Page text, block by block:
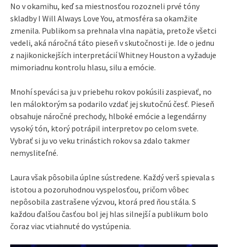
No v okamihu, keď sa miestnosťou rozozneli prvé tóny
skladby I Will Always Love You, atmosféra sa okamžite
zmenila. Publikom sa prehnala vlna napätia, pretože všetci
vedeli, aká náročná táto pieseň v skutočnosti je. Ide o jednu
z najikonickejších interpretácií Whitney Houston a vyžaduje
mimoriadnu kontrolu hlasu, silu a emócie.
Mnohí speváci sa ju v priebehu rokov pokúsili zaspievať, no
len máloktorým sa podarilo vzdať jej skutočnú česť. Pieseň
obsahuje náročné prechody, hlboké emócie a legendárny
vysoký tón, ktorý potrápil interpretov po celom svete.
Vybrať si ju vo veku trinástich rokov sa zdalo takmer
nemysliteľné.
Laura však pôsobila úplne sústredene. Každý verš spievala s
istotou a pozoruhodnou vyspelosťou, pričom vôbec
nepôsobila zastrašene výzvou, ktorá pred ňou stála. S
každou ďalšou časťou bol jej hlas silnejší a publikum bolo
čoraz viac vtiahnuté do vystúpenia.